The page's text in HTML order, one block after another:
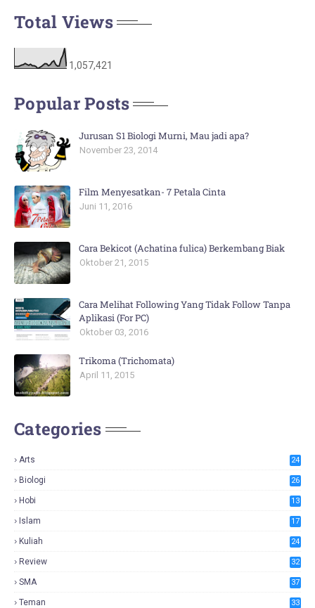
Total Views
1,057,421
Popular Posts
Jurusan S1 Biologi Murni, Mau jadi apa?
November 23, 2014
Film Menyesatkan- 7 Petala Cinta
Juni 11, 2016
Cara Bekicot (Achatina fulica) Berkembang Biak
Oktober 21, 2015
Cara Melihat Following Yang Tidak Follow Tanpa
Aplikasi (For PC)
Oktober 03, 2016
Trikoma (Trichomata)
April 11, 2015
Categories
Arts 24
Biologi 26
Hobi 13
Islam 17
Kuliah 24
Review 32
SMA 37
Teman 33